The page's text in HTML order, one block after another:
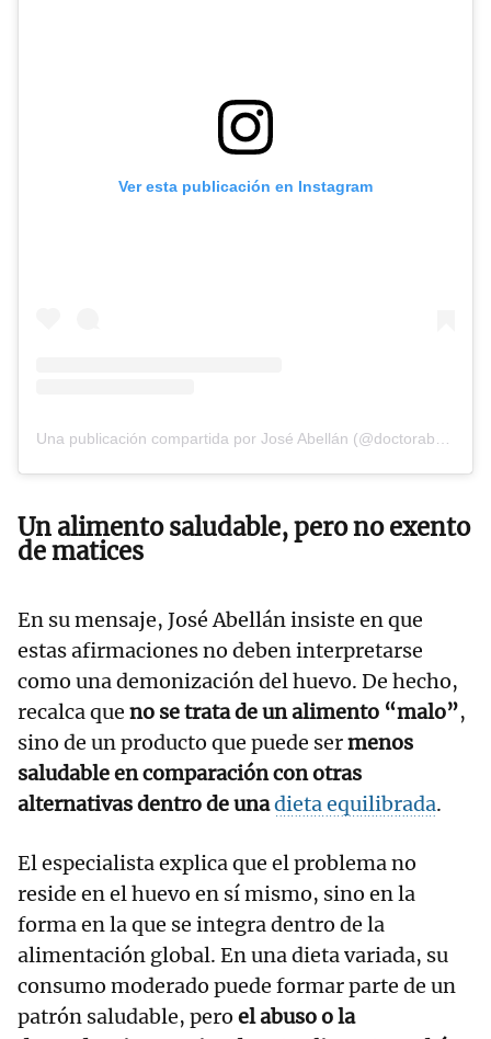
Ver esta publicación en Instagram
Un alimento saludable, pero no exento
de matices
En su mensaje, José Abellán insiste en que
estas afirmaciones no deben interpretarse
como una demonización del huevo. De hecho,
recalca que no se trata de un alimento “malo”,
sino de un producto que puede sermenos
saludable en comparación con otras
alternativas dentro de unadieta equilibrada.
El especialista explica que el problema no
reside en el huevo en sí mismo, sino en la
forma en la que se integra dentro de la
alimentación global. En una dieta variada, su
consumo moderado puede formar parte de un
patrón saludable, pero el abuso o la